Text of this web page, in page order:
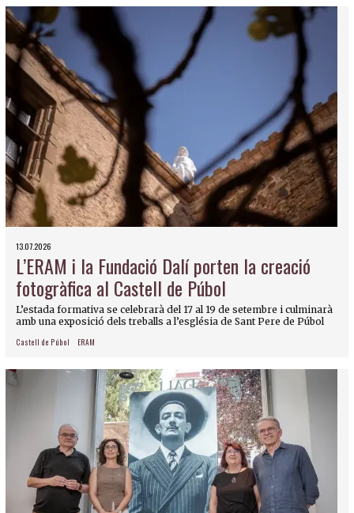
13.07.2026
L’ERAM i la Fundació Dalí porten la creació
fotogràfica al Castell de Púbol
L’estada formativa se celebrarà del 17 al 19 de setembre i culminarà
amb una exposició dels treballs a l’església de Sant Pere de Púbol
Castell de Púbol ERAM